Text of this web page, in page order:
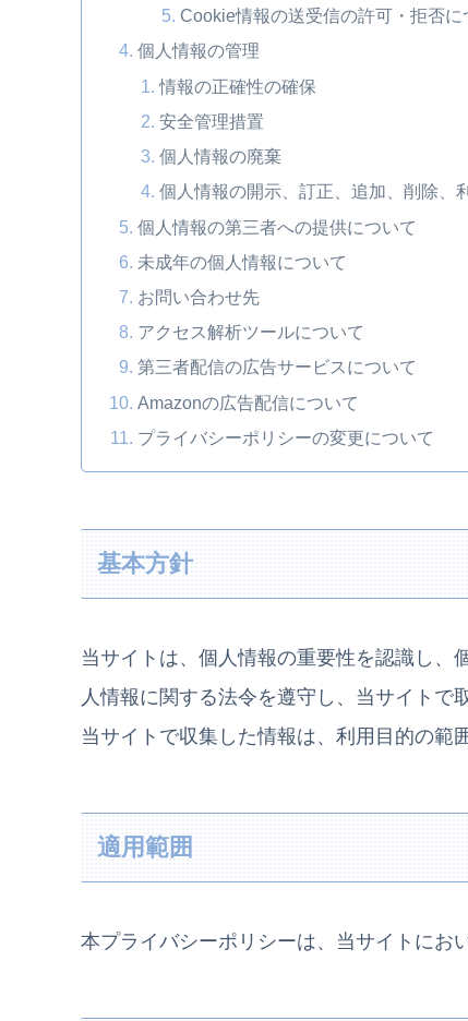
Cookie情報の送受信の許可・拒否に
個人情報の管理
情報の正確性の確保
安全管理措置
個人情報の廃棄
個人情報の開示、訂正、追加、削除、
個人情報の第三者への提供について
未成年の個人情報について
お問い合わせ先
アクセス解析ツールについて
第三者配信の広告サービスについて
Amazonの広告配信について
プライバシーポリシーの変更について
基本方針
当サイトは、個人情報の重要性を認識し、
人情報に関する法令を遵守し、当サイトで
当サイトで収集した情報は、利用目的の範
適用範囲
本プライバシーポリシーは、当サイトにお